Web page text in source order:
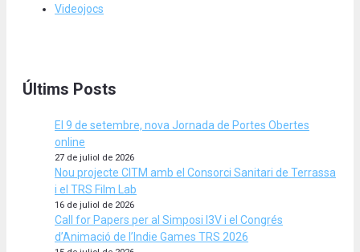
Videojocs
Últims Posts
El 9 de setembre, nova Jornada de Portes Obertes
online
27 de juliol de 2026
Nou projecte CITM amb el Consorci Sanitari de Terrassa
i el TRS Film Lab
16 de juliol de 2026
Call for Papers per al Simposi I3V i el Congrés
d’Animació de l’Indie Games TRS 2026